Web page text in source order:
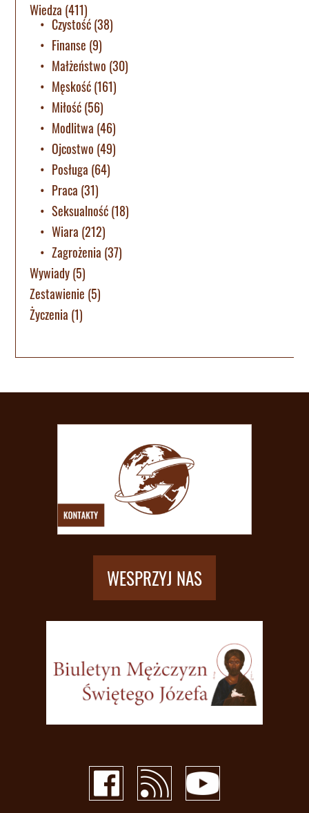
Wiedza (411)
Czystość(38)
Finanse (9)
Małżeństwo (30)
Męskość(161)
Miłość(56)
Modlitwa (46)
Ojcostwo (49)
Posługa (64)
Praca (31)
Seksualność(18)
Wiara (212)
Zagrożenia (37)
Wywiady(5)
Zestawienie (5)
Życzenia (1)
WESPRZYJ NAS